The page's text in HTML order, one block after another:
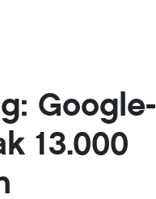
Google-
13.000